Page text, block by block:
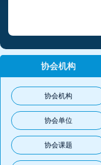
协会机构
协会机构
协会单位
协会课题